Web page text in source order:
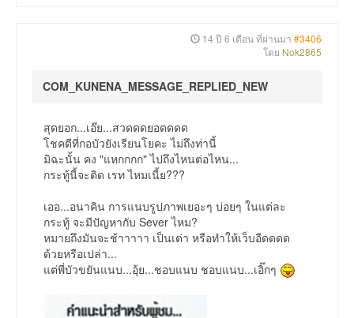
14 ปี 6 เดือน ที่ผ่านมา #3406
โดย Nok2865
COM_KUNENA_MESSAGE_REPLIED_NEW
สุดยอก...เอ๊ย...สวดดดยอดดดด
โชคดีที่กอบัวยังเรียนโยคะ ไม่ถึงท่านี้
มิฉะนั้น คง "แหกกกก" ไปถึงไหนต่อไหน...
กระทู้นี้จะติด เรท ไหมเนี้ย???
เออ...อนาคิน การแนบรูปภาพเยอะๆ บ่อยๆ ในแต่ละ
กระทู้ จะมีปัญหากับ Sever ไหม?
หมายถึงมันจะช้าาาาา เป็นเต่า หรือทำให้เว็บอืดดดด
ด้วยหรือเปล่า...
แต่พี่บัวขยันแนบ...อุ้ย...ชอบแนบ ชอบแนบ...เอิ๊กๆ